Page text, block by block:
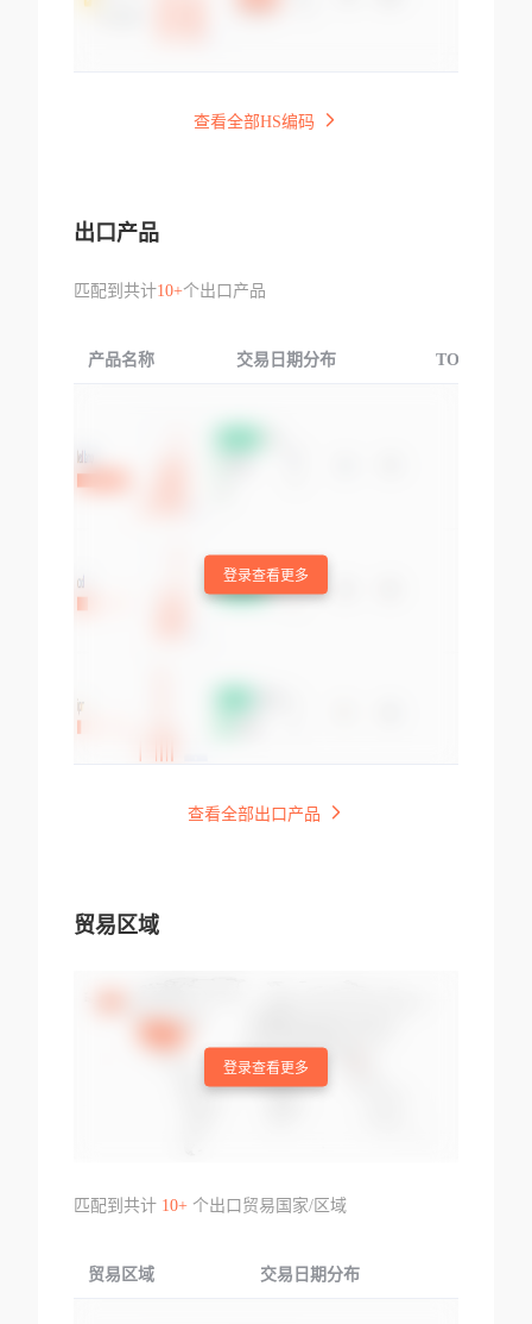
查看全部HS编码
出口产品
匹配到共计10+个出口产品
产品名称 交易日期分布 TOP3交易国
登录查看更多
查看全部出口产品
贸易区域
登录查看更多
匹配到共计 10+个出口贸易国家/区域
贸易区域 交易日期分布